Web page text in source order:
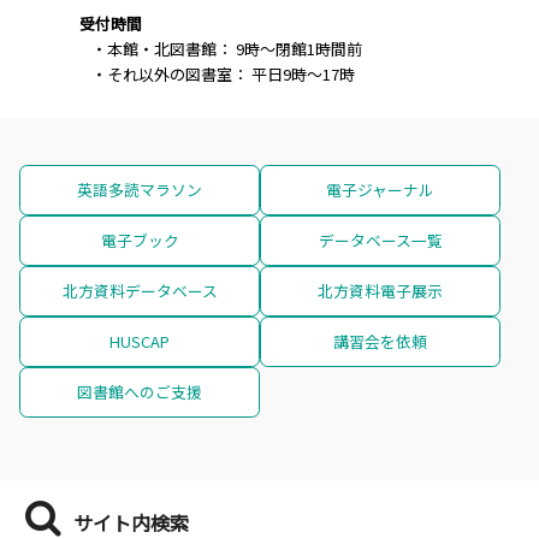
受付時間
・本館・北図書館： 9時～閉館1時間前
・それ以外の図書室： 平日9時～17時
英語多読マラソン 電子ジャーナル
電子ブック データベース一覧
北方資料データベース 北方資料電子展示
HUSCAP 講習会を依頼
図書館へのご支援
サイト内検索